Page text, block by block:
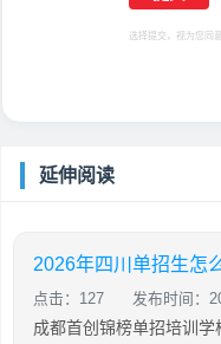
选择提交，视为您同意
延伸阅读
点击：127 发布时间：
成都首创锦榜单招培训